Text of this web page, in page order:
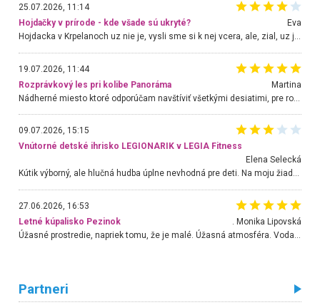
25.07.2026, 11:14
Hojdačky v prírode - kde všade sú ukryté?
Eva
Hojdacka v Krpelanoch uz nie je, vysli sme si k nej vcera, ale, zial, uz je znicena. Ak sem planujete cestu len kvoli hojdacke, mozete si ju usetrit. Krasny vyhlad je tu vsak aj bez hojdacky :-)
19.07.2026, 11:44
Rozprávkový les pri kolibe Panoráma
Martina
Nádherné miesto ktoré odporúčam navštíviť všetkými desiatimi, pre rodiny s deťmi, dôchodcom... Proste a jednoducho ozaj rozprávkový les.. určite ešte prídeme. Odniesli sme si na pamiatku krásne tričká,
09.07.2026, 15:15
Vnútorné detské ihrisko LEGIONARIK v LEGIA Fitness
Elena Selecká
Kútik výborný, ale hlučná hudba úplne nevhodná pre deti. Na moju žiadosť o aspoň sušenie nereagovali.
27.06.2026, 16:53
Letné kúpalisko Pezinok
. Monika Lipovská
Úžasné prostredie, napriek tomu, že je malé. Úžasná atmosféra. Voda fantastická a nádherná. Ľudí je pomerne veľa, ale su mili a ohľaduplní. Je veľmi zaujímavé sledovať, ako dokážu spolu športovať cudzí ľudia a bez ohľadu na vek. Vládne tu pohoda. Vnuka neviem dostať z vody. Ďakujem za krásny deň . Urcite sa sem vrátim. Jediný problém je s parkovaním, ale aj ten sa mi podarilo vyriešiť. Monika Bratislava
Partneri